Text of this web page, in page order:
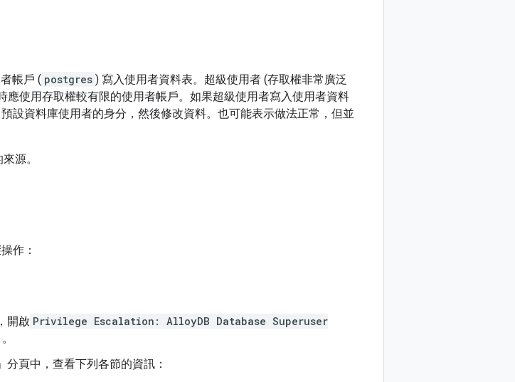
帳戶 ( postgres ) 寫入使用者資料表。超級使用者 (存取權非常廣泛
應使用存取權較有限的使用者帳戶。如果超級使用者寫入使用者資料
設資料庫使用者的身分，然後修改資料。也可能表示做法正常，但並
源。
作：
開啟 Privilege Escalation: AlloyDB Database Superuser
分頁中，查看下列各節的資訊：